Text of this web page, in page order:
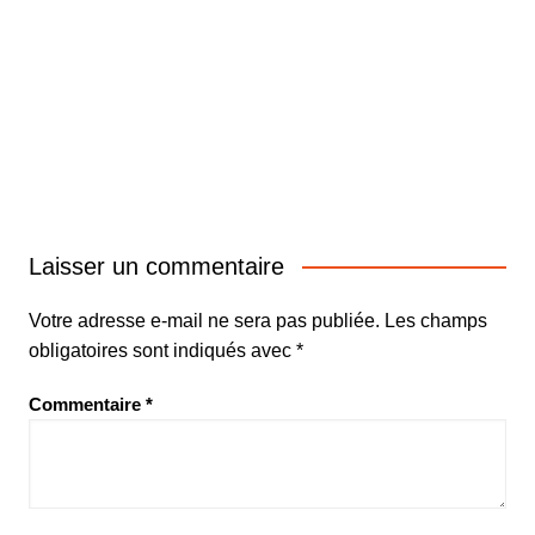
Laisser un commentaire
Votre adresse e-mail ne sera pas publiée. Les champs
obligatoires sont indiqués avec *
Commentaire *